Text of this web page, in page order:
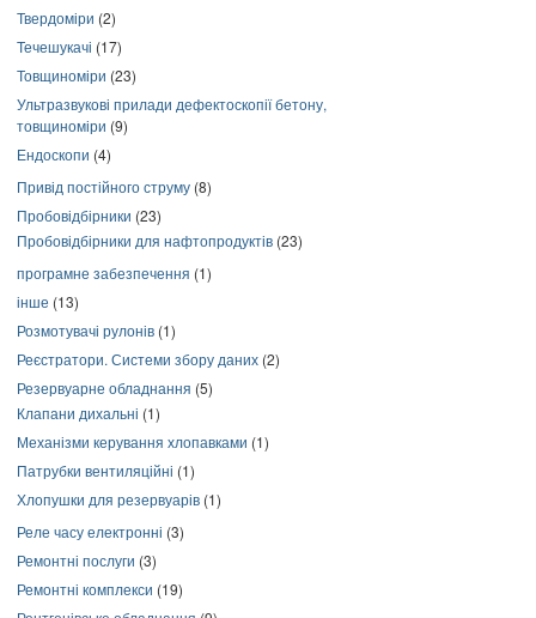
Твердоміри (2)
Течешукачі (17)
Товщиноміри (23)
Ультразвукові прилади дефектоскопії бетону,
товщиноміри (9)
Ендоскопи (4)
Привід постійного струму (8)
Пробовідбірники (23)
Пробовідбірники для нафтопродуктів (23)
програмне забезпечення (1)
інше (13)
Розмотувачі рулонів (1)
Реєстратори. Системи збору даних (2)
Резервуарне обладнання (5)
Клапани дихальні (1)
Механізми керування хлопавками (1)
Патрубки вентиляційні (1)
Хлопушки для резервуарів (1)
Реле часу електронні (3)
Ремонтні послуги (3)
Ремонтні комплекси (19)